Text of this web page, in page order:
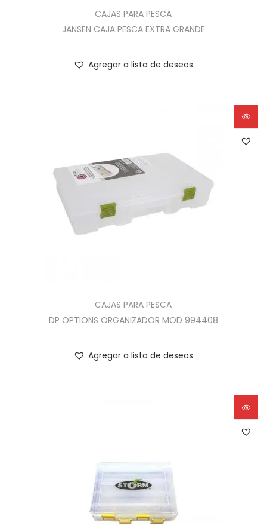
CAJAS PARA PESCA
JANSEN CAJA PESCA EXTRA GRANDE
Agregar a lista de deseos
CAJAS PARA PESCA
DP OPTIONS ORGANIZADOR MOD 994408
Agregar a lista de deseos